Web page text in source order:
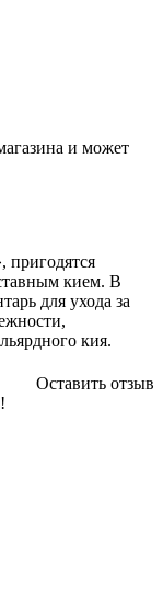
и может
пригодятся
кием. В
для ухода за
кия.
Оставить отзыв